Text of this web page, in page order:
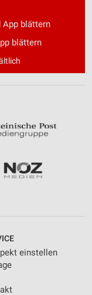
App blättern
blättern
einstellen